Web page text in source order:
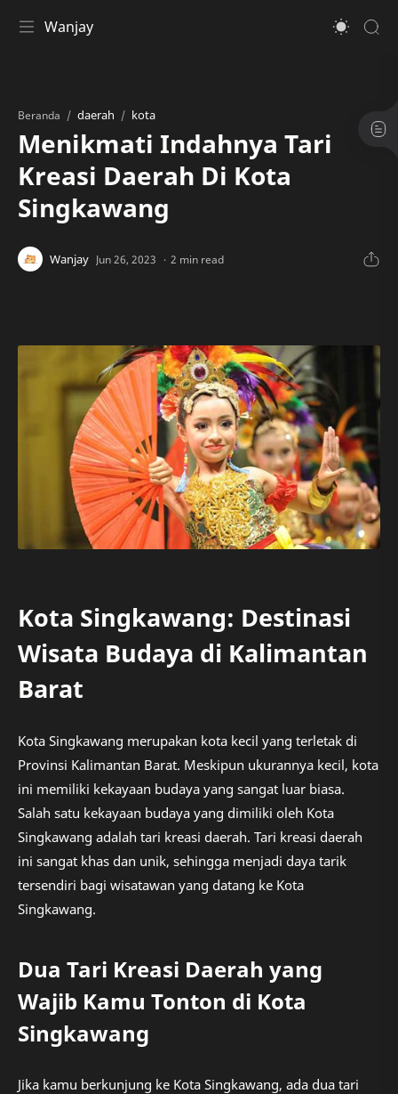
Wanjay
Beranda daerah kota
Menikmati Indahnya Tari
Kreasi Daerah Di Kota
Singkawang
2 min read
Kota Singkawang: Destinasi
Wisata Budaya di Kalimantan
Barat
Kota Singkawang merupakan kota kecil yang terletak di
Provinsi Kalimantan Barat. Meskipun ukurannya kecil, kota
ini memiliki kekayaan budaya yang sangat luar biasa.
Salah satu kekayaan budaya yang dimiliki oleh Kota
Singkawang adalah tari kreasi daerah. Tari kreasi daerah
ini sangat khas dan unik, sehingga menjadi daya tarik
tersendiri bagi wisatawan yang datang ke Kota
Singkawang.
Dua Tari Kreasi Daerah yang
Wajib Kamu Tonton di Kota
Singkawang
Jika kamu berkunjung ke Kota Singkawang, ada dua tari